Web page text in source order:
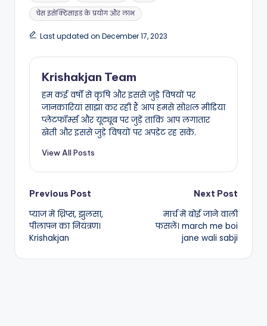
चेस इंसेक्टिसाइड के प्रयोग और लाभ
Last updated on December 17, 2023
Krishakjan Team
हम कई वर्षों से कृषि और इससे जुड़े विषयों पर
जानकारियां साझा कर रही हैं आप हमसे सोशल मीडिया
प्लेटफॉर्म्स और यूट्यूब पर जुड़ें ताकि आप लगातार
खेती और इससे जुड़े विषयों पर अपडेट रह सकें.
View All Posts
Post
navigation
Previous Post
प्याज में थ्रिप्स, झुलसा,
पीलापन का नियंत्रण।
Krishakjan
Next Post
मार्च में बोई जाने वाली
फसलें। march me boi
jane wali sabji